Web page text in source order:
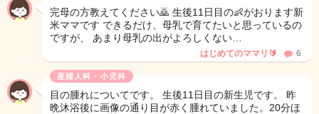
完母の方教えてください🙇 生後11日目の👶がおります新
米ママです できるだけ、母乳で育てたいと思っているの
ですが、 あまり母乳の出がよろしくない…
はじめてのママリ🔰 6
産婦人科・小児科
目の腫れについてです。 生後11日目の新生児です。 昨
晩沐浴後に画像の通り目が赤く腫れていました。20分ほ